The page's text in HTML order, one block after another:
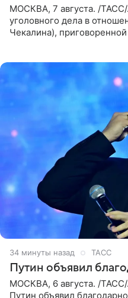
МОСКВА, 7 августа. /ТАСС/
уголовного дела в
Чекалина),
35 минут назад ТАСС
Путин объявил
МОСКВА, 6 августа. /
Путин объявил